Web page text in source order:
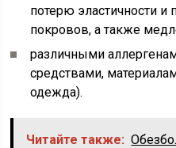
потерю эластичности и
покровов, а также
различными
средствами,
одежда).
Читайте также: